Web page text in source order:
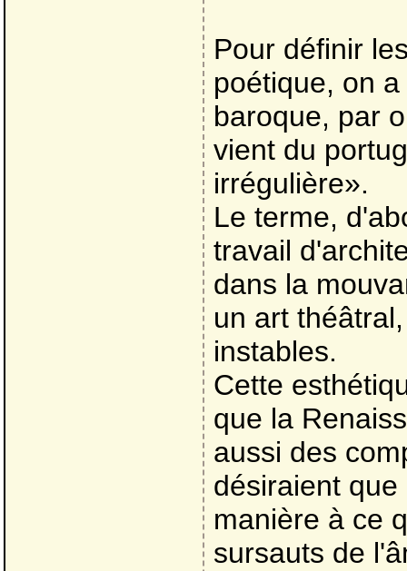
Pour définir
poétique, on
baroque, par
vient du
irrégulière».
Le terme,
travail
dans la
un art
instables.
Cette
que la
aussi des
désiraient
manière à ce
sursauts de